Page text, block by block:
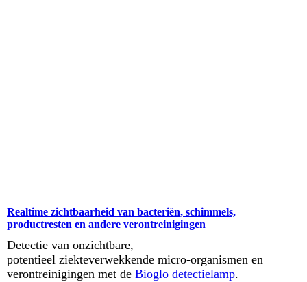
Realtime zichtbaarheid van bacteriën, schimmels,
productresten en andere verontreinigingen
Detectie van onzichtbare,
potentieel ziekteverwekkende micro-organismen en
verontreinigingen met de Bioglo detectielamp.